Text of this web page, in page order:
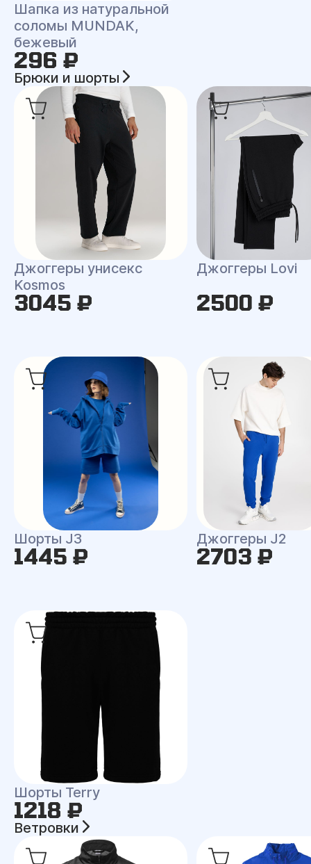
Шапка из натуральной
соломы MUNDAK,
бежевый
296 ₽
Брюки и шорты
Джоггеры унисекс
Kosmos
3045 ₽
Джоггеры Lovi
2500 ₽
Шорты J3
1445 ₽
Джоггеры J2
2703 ₽
Шорты Terry
1218 ₽
Ветровки